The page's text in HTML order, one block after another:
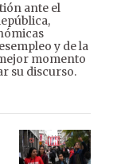
ante el
y de la
momento
su discurso.